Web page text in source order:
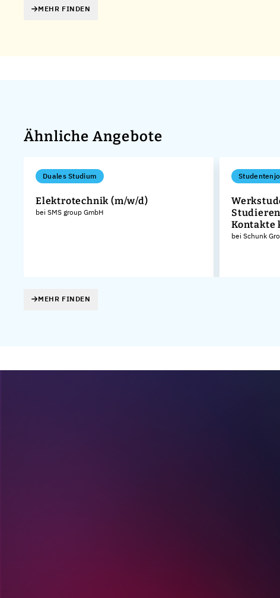
MEHR FINDEN
Ähnliche Angebote
Duales Studium
Elektrotechnik (m/w/d)
bei SMS group GmbH
Kontakte
bei Schunk
MEHR FINDEN